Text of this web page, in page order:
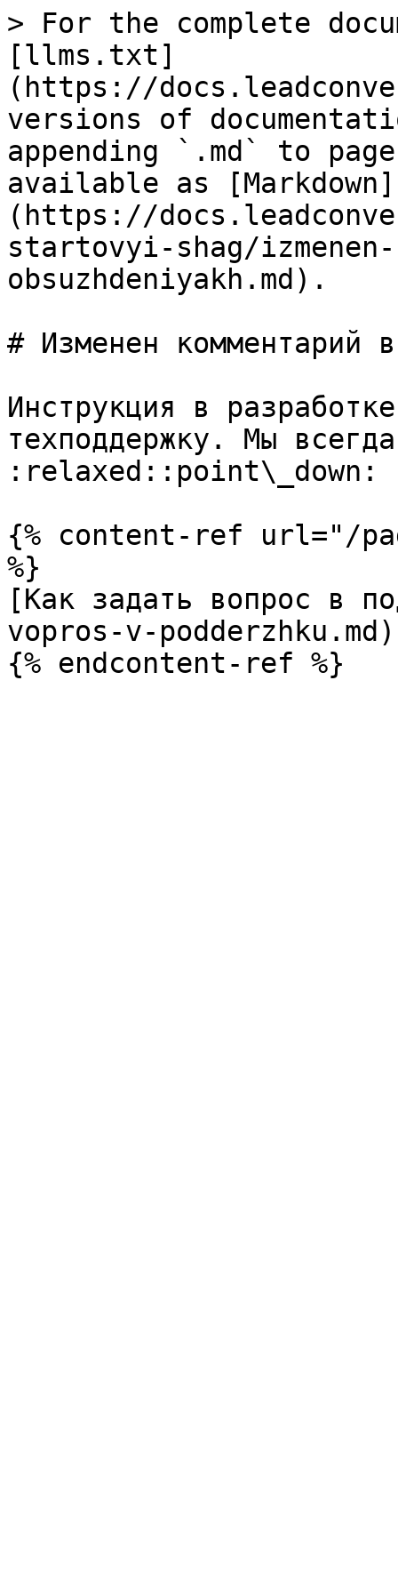
> For the complete
[llms.txt]
(https://
versions of
appending `.md` to
available as [Markdown]
(https://
startovyi-shag/
obsuzhdeniyakh.md).
# Изменен комментарий
Инструкция в
техподдержку. Мы
:relaxed::point\_down:
{% content-ref url="/
%}
[Как задать вопрос в
vopros-v-podderzhku.md)